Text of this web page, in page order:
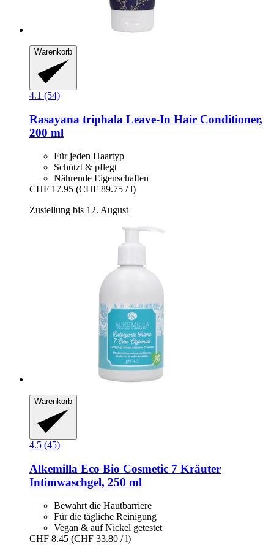
Warenkorb
4.1 (54)
Rasayana triphala Leave-​In Hair Conditioner,
200 ml
Für jeden Haartyp
Schützt & pflegt
Nährende Eigenschaften
CHF 17.95 (CHF 89.75 / l)
Zustellung bis 12. August
Warenkorb
4.5 (45)
Alkemilla Eco Bio Cosmetic 7 Kräuter
Intimwaschgel, 250 ml
Bewahrt die Hautbarriere
Für die tägliche Reinigung
Vegan & auf Nickel getestet
CHF 8.45 (CHF 33.80 / l)